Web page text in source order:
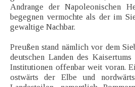
Andrange der Napoleonischen
begegnen vermochte als der im
gewaltige Nachbar.
Preußen stand nämlich vor dem
deutschen Landen des
Institutionen offenbar weit voran.
ostwärts der Elbe und